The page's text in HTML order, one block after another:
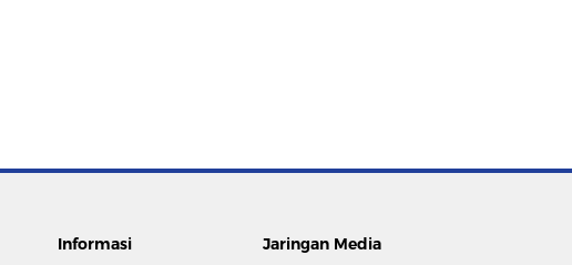
Informasi Jaringan Media